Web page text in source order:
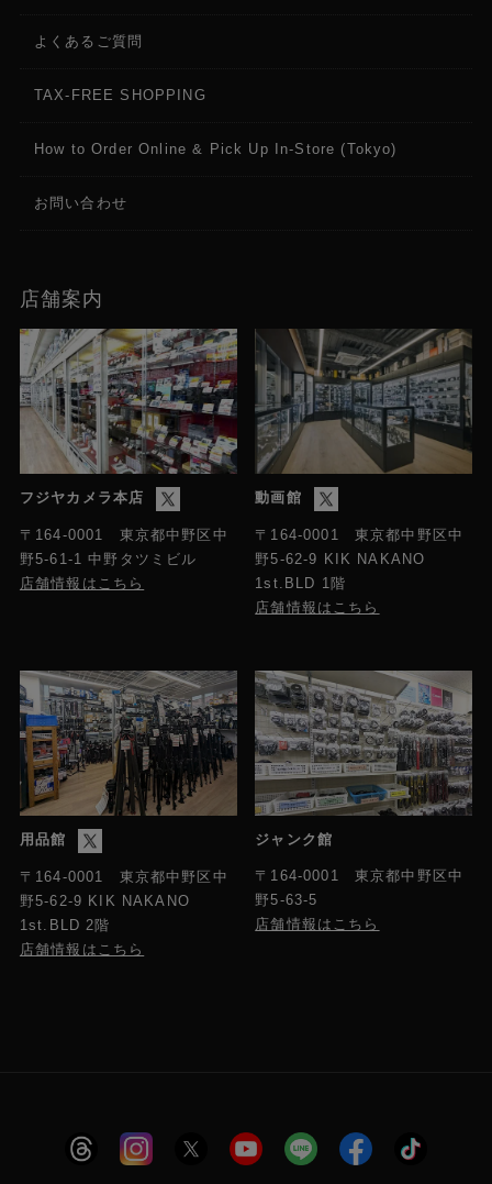
よくあるご質問
TAX-FREE SHOPPING
How to Order Online & Pick Up In-Store (Tokyo)
お問い合わせ
店舗案内
フジヤカメラ本店
〒164-0001 東京都中野区中
野5-61-1 中野タツミビル
店舗情報はこちら
動画館
〒164-0001 東京都中野区中
野5-62-9 KIK NAKANO
1st.BLD 1階
店舗情報はこちら
用品館
〒164-0001 東京都中野区中
野5-62-9 KIK NAKANO
1st.BLD 2階
店舗情報はこちら
ジャンク館
〒164-0001 東京都中野区中
野5-63-5
店舗情報はこちら